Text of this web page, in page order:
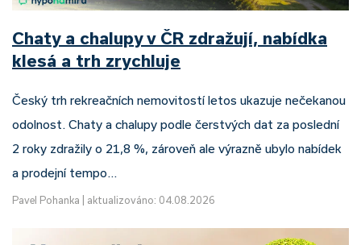
Chaty a chalupy v ČR zdražují, nabídka
klesá a trh zrychluje
Český trh rekreačních nemovitostí letos ukazuje nečekanou
odolnost. Chaty a chalupy podle čerstvých dat za poslední
2 roky zdražily o 21,8 %, zároveň ale výrazně ubylo nabídek
a prodejní tempo…
Pavel Pohanka aktualizováno: 04.08.2026